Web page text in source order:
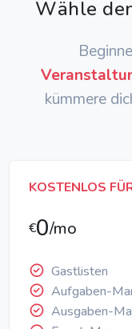
Wähle
kümmere
KOSTENLOS
€0/mo
Gastlisten
Aufgaben-
Ausgaben-